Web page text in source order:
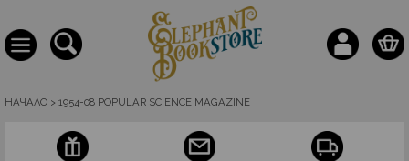
НАЧАЛО > 1954-08 POPULAR SCIENCE MAGAZINE